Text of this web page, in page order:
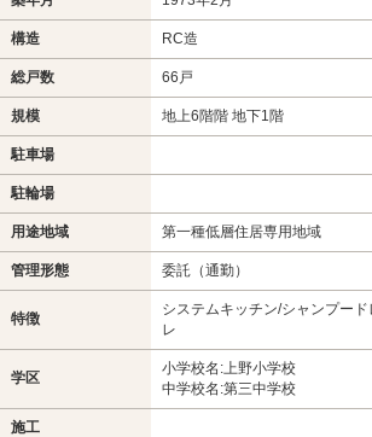
構造 RC造
総戸数 66戸
規模 地上6階階 地下1階
駐車場
駐輪場
用途地域 第一種低層住居専用地域
管理形態 委託（通勤）
特徴
システムキッチン/シャンプー
レ
学区
小学校名:上野小学校
中学校名:第三中学校
施工